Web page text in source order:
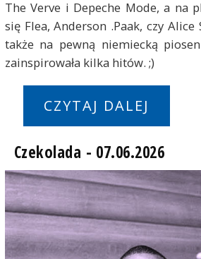
The Verve i Depeche Mode, a na
się Flea, Anderson .Paak, czy
także na pewną niemiecką
zainspirowała kilka hitów. ;)
CZYTAJ DALEJ
Czekolada - 07.06.2026